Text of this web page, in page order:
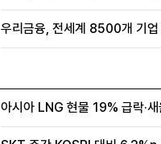
우리금융, 전세계 8500개 기업
아시아 LNG 현물 19% 급락·